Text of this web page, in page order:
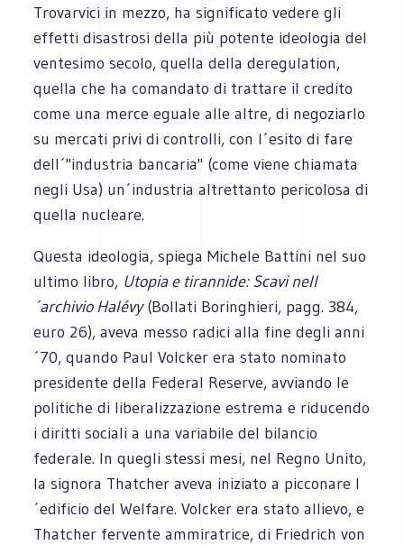
Trovarvici in mezzo, ha significato vedere gli
effetti disastrosi della più potente ideologia del
ventesimo secolo, quella della deregulation,
quella che ha comandato di trattare il credito
come una merce eguale alle altre, di negoziarlo
su mercati privi di controlli, con l´esito di fare
dell´"industria bancaria" (come viene chiamata
negli Usa) un´industria altrettanto pericolosa di
quella nucleare.
Questa ideologia, spiega Michele Battini nel suo
ultimo libro, Utopia e tirannide: Scavi nell
´archivio Halévy(Bollati Boringhieri, pagg. 384,
euro 26), aveva messo radici alla fine degli anni
´70, quando Paul Volcker era stato nominato
presidente della Federal Reserve, avviando le
politiche di liberalizzazione estrema e riducendo
i diritti sociali a una variabile del bilancio
federale. In quegli stessi mesi, nel Regno Unito,
la signora Thatcher aveva iniziato a picconare l
´edificio del Welfare. Volcker era stato allievo, e
Thatcher fervente ammiratrice, di Friedrich von